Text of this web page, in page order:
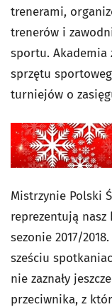
trenerami,
trenerów i
sportu. Akademia
sprzętu
turniejów o
Mistrzynie Polski
reprezentują
sezonie 2017/
sześciu
nie zaznały
przeciwnika, z